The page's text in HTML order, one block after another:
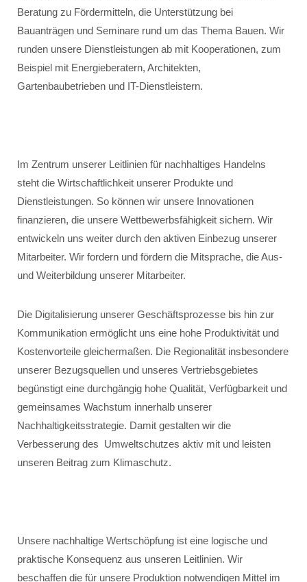
Beratung zu Fördermitteln, die Unterstützung bei
Bauanträgen und Seminare rund um das Thema Bauen. Wir
runden unsere Dienstleistungen ab mit Kooperationen, zum
Beispiel mit Energieberatern, Architekten,
Gartenbaubetrieben und IT-Dienstleistern.
Im Zentrum unserer Leitlinien für nachhaltiges Handelns
steht die Wirtschaftlichkeit unserer Produkte und
Dienstleistungen. So können wir unsere Innovationen
finanzieren, die unsere Wettbewerbsfähigkeit sichern. Wir
entwickeln uns weiter durch den aktiven Einbezug unserer
Mitarbeiter. Wir fordern und fördern die Mitsprache, die Aus-
und Weiterbildung unserer Mitarbeiter.
Die Digitalisierung unserer Geschäftsprozesse bis hin zur
Kommunikation ermöglicht uns eine hohe Produktivität und
Kostenvorteile gleichermaßen. Die Regionalität insbesondere
unserer Bezugsquellen und unseres Vertriebsgebietes
begünstigt eine durchgängig hohe Qualität, Verfügbarkeit und
gemeinsames Wachstum innerhalb unserer
Nachhaltigkeitsstrategie. Damit gestalten wir die
Verbesserung des Umweltschutzes aktiv mit und leisten
unseren Beitrag zum Klimaschutz.
Unsere nachhaltige Wertschöpfung ist eine logische und
praktische Konsequenz aus unseren Leitlinien. Wir
beschaffen die für unsere Produktion notwendigen Mittel im